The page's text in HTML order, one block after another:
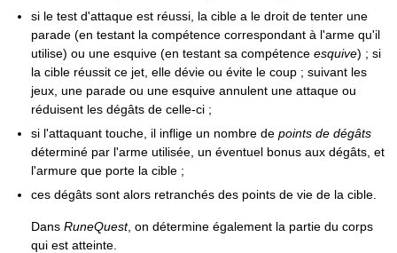
si le test d'attaque est réussi, la cible a le droit de tenter une
parade (en testant la compétence correspondant à l'arme qu'il
utilise) ou une esquive (en testant sa compétence esquive) ; si
la cible réussit ce jet, elle dévie ou évite le coup ; suivant les
jeux, une parade ou une esquive annulent une attaque ou
réduisent les dégâts de celle-ci ;
si l'attaquant touche, il inflige un nombre de points de dégâts
déterminé par l'arme utilisée, un éventuel bonus aux dégâts, et
l'armure que porte la cible ;
ces dégâts sont alors retranchés des points de vie de la cible.
Dans RuneQuest, on détermine également la partie du corps
qui est atteinte.